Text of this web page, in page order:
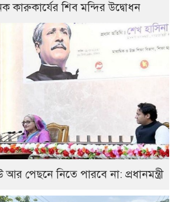
কারুকার্যের শিব মন্দির উদ্বোধন
পেছনে নিতে পারবে না: প্রধানমন্ত্রী